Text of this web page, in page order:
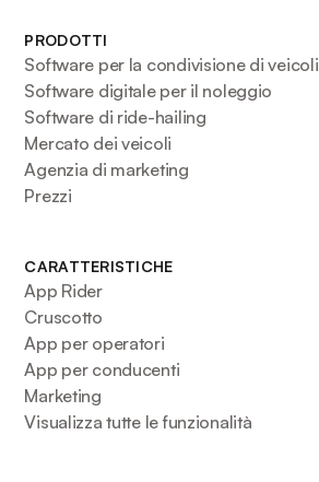
PRODOTTI
Software per la condivisione di veicoli
Software digitale per il noleggio
Software di ride-hailing
Mercato dei veicoli
Agenzia di marketing
Prezzi
CARATTERISTICHE
App Rider
Cruscotto
App per operatori
App per conducenti
Marketing
Visualizza tutte le funzionalità